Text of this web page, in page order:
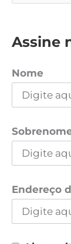
Assine
Nome
Endereço